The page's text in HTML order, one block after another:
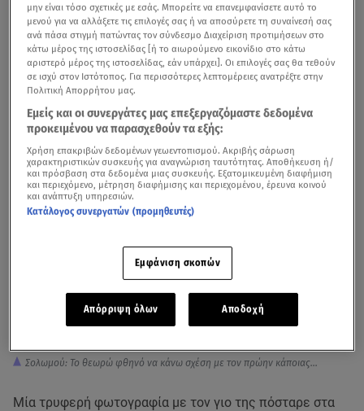
Σολωμού: Το θεωρώ φθηνό να κάνω σχέση με τον πρώην κάποιας...
Μία τρυφερή φωτογραφία με τον γιο της πόσταρε στα
μην είναι τόσο σχετικές με εσάς. Μπορείτε να επανεμφανίσετε αυτό το
μενού για να αλλάξετε τις επιλογές σας ή να αποσύρετε τη συναίνεσή σας
ανά πάσα στιγμή πατώντας τον σύνδεσμο Διαχείριση προτιμήσεων στο
κάτω μέρος της ιστοσελίδας [ή το αιωρούμενο εικονίδιο στο κάτω
αριστερό μέρος της ιστοσελίδας, εάν υπάρχει]. Οι επιλογές σας θα τεθούν
σε ισχύ στον Ιστότοπος. Για περισσότερες λεπτομέρειες ανατρέξτε στην
Πολιτική Απορρήτου μας.
Εμείς και οι συνεργάτες μας επεξεργαζόμαστε δεδομένα
προκειμένου να παρασχεθούν τα εξής:
Χρήση επακριβών δεδομένων γεωεντοπισμού. Ακριβής σάρωση
χαρακτηριστικών συσκευής για αναγνώριση ταυτότητας. Αποθήκευση ή/
και πρόσβαση στα δεδομένα μιας συσκευής. Εξατομικευμένη διαφήμιση
και περιεχόμενο, μέτρηση διαφήμισης και περιεχομένου, έρευνα κοινού
και ανάπτυξη υπηρεσιών.
Κατάλογος συνεργατών (προμηθευτές)
Εμφάνιση σκοπών
Απόρριψη όλων Αποδοχή